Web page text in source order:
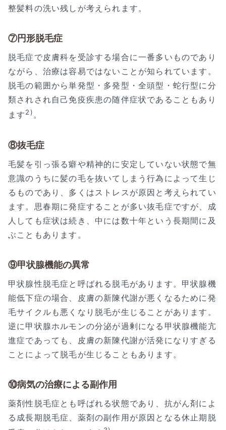
整髪料の洗い残しが考えられます。
⑦円形脱毛症
脱毛症で皮膚科を受診する場合に一番多いものであり
ながら、治療は容易ではないことが知られています。
脱毛の範囲から単発型・多発型・全頭型・蛇行型に分
類されされ自己免疫疾患の随伴症状であることもあり
ます2)。
⑧抜毛症
毛髪を引っ張る癖や精神的に安定していない状態で無
意識のうちに髪の毛を抜いてしまう行為によって生じ
るものであり、多くはストレスが原因と考えられてい
ます。思春期に発症することが多い抜毛症ですが、成
人しても症状は続き、中には数十年という長期間に及
ぶこともあります。
⑨甲状腺機能の異常
甲状腺性脱毛症と呼ばれる脱毛があります。甲状腺機
能低下症の場合、皮膚の新陳代謝が悪くなるために発
毛サイクルも悪くなり脱毛が生じることがあります。
逆に甲状腺ホルモンの分泌が過剰になる甲状腺機能亢
進症であっても、皮膚の新陳代謝が活発になりすぎる
ことによって脱毛が生じることもあります。
⑩病気の治療による副作用
薬剤性脱毛症とも呼ばれる状態であり、抗がん剤によ
る成長期脱毛症、薬剤の副作用が原因となる休止期脱